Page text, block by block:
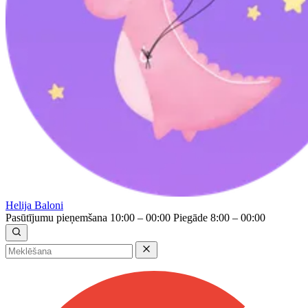
Helija Baloni
Pasūtījumu pieņemšana 10:00 – 00:00 Piegāde 8:00 – 00:00